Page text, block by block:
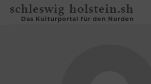
schleswig-holstein.sh
Das Kulturportal für den Norden